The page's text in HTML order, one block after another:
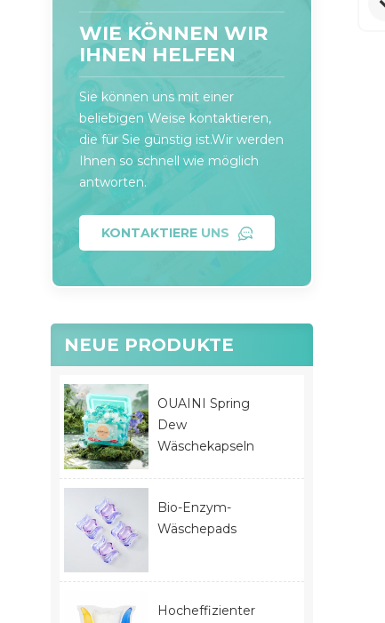
WIE KÖNNEN WIR
IHNEN HELFEN
Sie können uns mit einer
beliebigen Weise kontaktieren,
die für Sie günstig ist.Wir werden
Ihnen so schnell wie möglich
antworten.
KONTAKTIERE UNS
NEUE PRODUKTE
OUAINI Spring
Dew
Wäschekapseln
Bio-Enzym-
Wäschepads
Hocheffizienter